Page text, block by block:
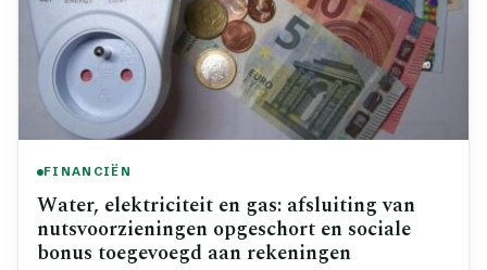
FINANCIËN
Water, elektriciteit en gas: afsluiting van
nutsvoorzieningen opgeschort en sociale
bonus toegevoegd aan rekeningen